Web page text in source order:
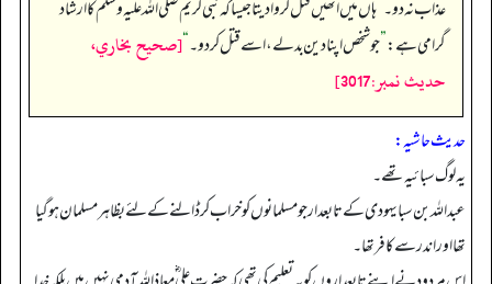
عذاب نہ دو۔ ہاں میں انھیں قتل کروا دیتا جیسا کہ نبی کریم صلی اللہ علیہ وسلم کا ارشاد
گرامی ہے:”جو شخص اپنا دین بدلے، اسے قتل کردو۔“[صحيح بخاري،
حديث نمبر:3017]
حدیث حاشیہ:
یہ لوگ سبائیہ تھے۔
عبداللہ بن سبا یہودی کے تابعدار جو مسلمانوں کو خراب کر ڈالنے کے لئے بظاہر مسلمان ہوگیا
تھا اور اندر سے کافر تھا۔